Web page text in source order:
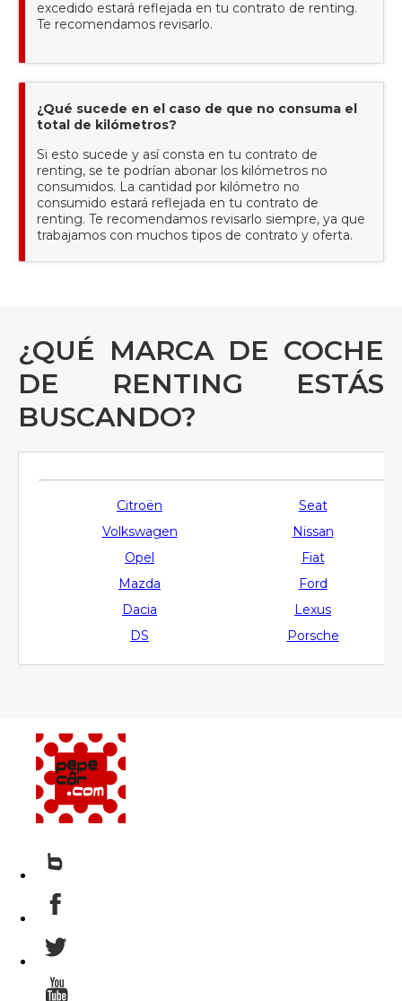
excedido estará reflejada en tu contrato de renting.
Te recomendamos revisarlo.
¿Qué sucede en el caso de que no consuma el
total de kilómetros?
Si esto sucede y así consta en tu contrato de
renting, se te podrían abonar los kilómetros no
consumidos. La cantidad por kilómetro no
consumido estará reflejada en tu contrato de
renting. Te recomendamos revisarlo siempre, ya que
trabajamos con muchos tipos de contrato y oferta.
¿QUÉ MARCA DE COCHE
DE RENTING ESTÁS
BUSCANDO?
Citroën
Seat
Volkswagen
Nissan
Opel
Fiat
Mazda
Ford
Dacia
Lexus
DS
Porsche